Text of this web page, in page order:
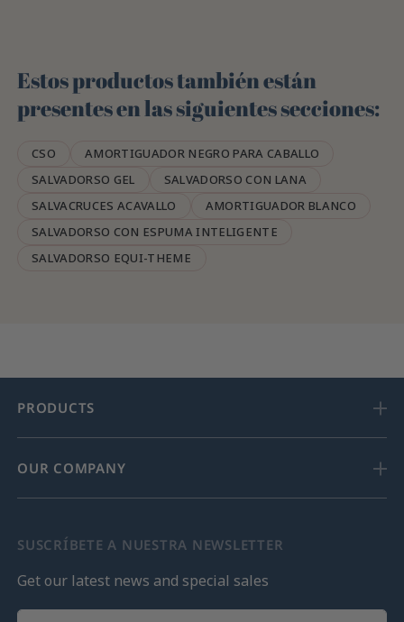
Estos productos también están
presentes en las siguientes secciones:
CSO
AMORTIGUADOR NEGRO PARA CABALLO
SALVADORSO GEL
SALVADORSO CON LANA
SALVACRUCES ACAVALLO
AMORTIGUADOR BLANCO
SALVADORSO CON ESPUMA INTELIGENTE
SALVADORSO EQUI-THEME
PRODUCTS
OUR COMPANY
SUSCRÍBETE A NUESTRA NEWSLETTER
Get our latest news and special sales